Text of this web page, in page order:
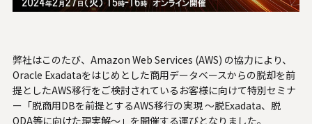
SNS公式アカウント一覧
English
弊社はこのたび、Amazon Web Services (AWS) の協力により、
Oracle Exadataをはじめとした商用データベースからの脱却を前
提としたAWS移行をご検討されているお客様に向けて特別セミナ
ー「脱商用DBを前提とするAWS移行の実現 ～脱Exadata、脱
ODA等に向けた現実解～」を開催する運びとなりました。